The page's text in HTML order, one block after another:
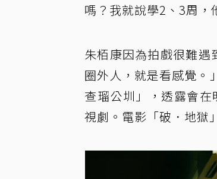
嗎？我就說學2、3周，
朱栢康因為拍戲很難
圈外人，就是看感覺。
查瑠公圳」，透露會
視劇。電影「破．地獄